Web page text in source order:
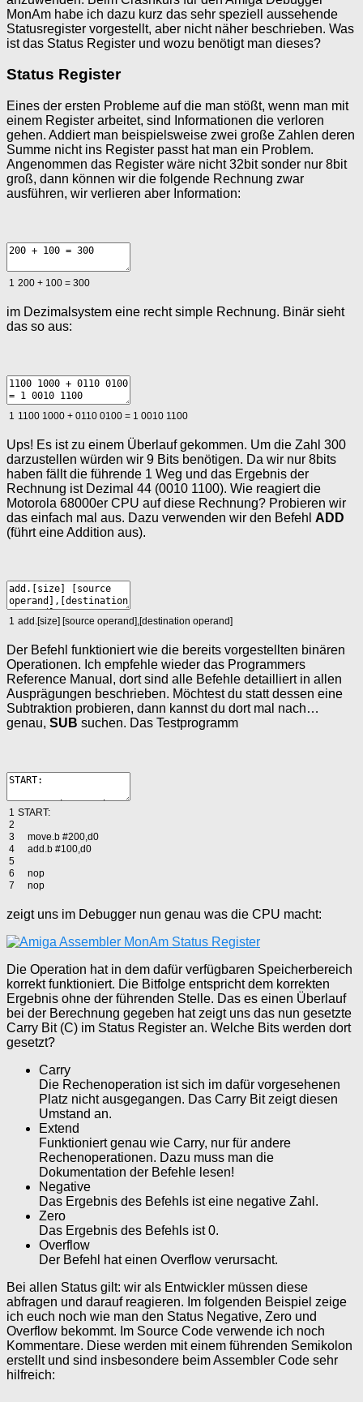
MonAm habe ich dazu kurz das sehr speziell aussehende
Statusregister vorgestellt, aber nicht näher beschrieben. Was
ist das Status Register und wozu benötigt man dieses?
Status Register
Eines der ersten Probleme auf die man stößt, wenn man mit
einem Register arbeitet, sind Informationen die verloren
gehen. Addiert man beispielsweise zwei große Zahlen deren
Summe nicht ins Register passt hat man ein Problem.
Angenommen das Register wäre nicht 32bit sonder nur 8bit
groß, dann können wir die folgende Rechnung zwar
ausführen, wir verlieren aber Information:
1 200 + 100 = 300
im Dezimalsystem eine recht simple Rechnung. Binär sieht
das so aus:
1 1100 1000 + 0110 0100 = 1 0010 1100
Ups! Es ist zu einem Überlauf gekommen. Um die Zahl 300
darzustellen würden wir 9 Bits benötigen. Da wir nur 8bits
haben fällt die führende 1 Weg und das Ergebnis der
Rechnung ist Dezimal 44 (0010 1100). Wie reagiert die
Motorola 68000er CPU auf diese Rechnung? Probieren wir
das einfach mal aus. Dazu verwenden wir den Befehl ADD
(führt eine Addition aus).
1 add .[size] [source operand],[destination operand]
Der Befehl funktioniert wie die bereits vorgestellten binären
Operationen. Ich empfehle wieder das Programmers
Reference Manual, dort sind alle Befehle detailliert in allen
Ausprägungen beschrieben. Möchtest du statt dessen eine
Subtraktion probieren, dann kannst du dort mal nach…
genau, SUB suchen. Das Testprogramm
1
2
3
4
5
6
7
START:
move.b #200,d0
add .b #100,d0
nop
nop
zeigt uns im Debugger nun genau was die CPU macht:
Die Operation hat in dem dafür verfügbaren Speicherbereich
korrekt funktioniert. Die Bitfolge entspricht dem korrekten
Ergebnis ohne der führenden Stelle. Das es einen Überlauf
bei der Berechnung gegeben hat zeigt uns das nun gesetzte
Carry Bit (C) im Status Register an. Welche Bits werden dort
gesetzt?
Carry
Die Rechenoperation ist sich im dafür vorgesehenen
Platz nicht ausgegangen. Das Carry Bit zeigt diesen
Umstand an.
Extend
Funktioniert genau wie Carry, nur für andere
Rechenoperationen. Dazu muss man die
Dokumentation der Befehle lesen!
Negative
Das Ergebnis des Befehls ist eine negative Zahl.
Zero
Das Ergebnis des Befehls ist 0.
Overflow
Der Befehl hat einen Overflow verursacht.
Bei allen Status gilt: wir als Entwickler müssen diese
abfragen und darauf reagieren. Im folgenden Beispiel zeige
ich euch noch wie man den Status Negative, Zero und
Overflow bekommt. Im Source Code verwende ich noch
Kommentare. Diese werden mit einem führenden Semikolon
erstellt und sind insbesondere beim Assembler Code sehr
hilfreich: